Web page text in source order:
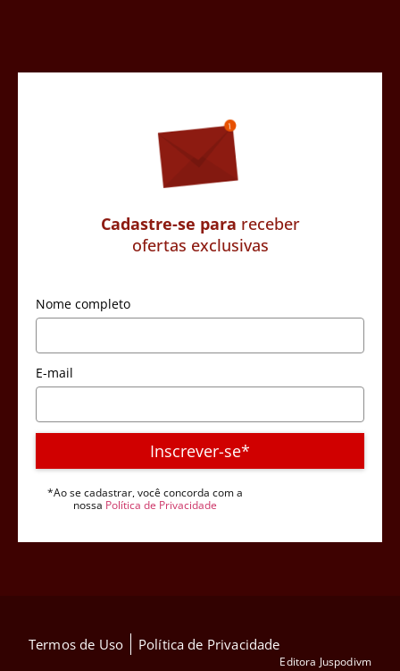
Cadastre-se para receber
ofertas exclusivas
Nome completo
E-mail
Inscrever-se*
*Ao se cadastrar, você concorda com a
nossa Política de Privacidade
Termos de Uso Política de Privacidade
Editora Juspodivm